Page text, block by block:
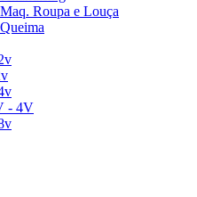
Roupa e Louça
- 4V